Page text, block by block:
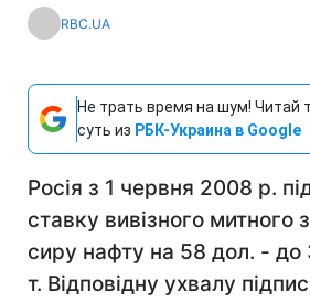
RBC.UA
Не трать время на шум! Читай
суть из РБК-Украина в Google
Росія з 1 червня 2008 р.
ставку вивізного митного
сиру нафту на 58 дол. - до
т. Відповідну ухвалу